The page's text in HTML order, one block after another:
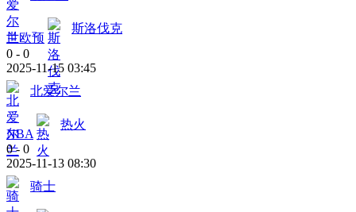
世欧预
斯洛伐克
0 - 0
2025-11-15 03:45
北爱尔兰
NBA
热火
0 - 0
2025-11-13 08:30
骑士